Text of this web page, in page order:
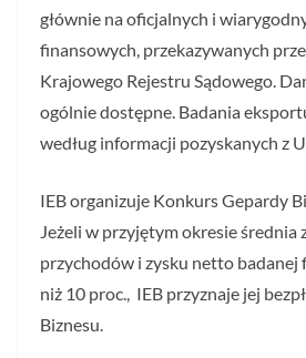
głównie na oficjalnych i
finansowych, przekazywanych
Krajowego Rejestru Sądowego.
ogólnie dostępne. Badania
według informacji pozyskanych z
IEB organizuje Konkurs Gepardy
Jeżeli w przyjętym okresie średnia
przychodów i zysku netto badanej
niż 10 proc., IEB przyznaje jej
Biznesu.